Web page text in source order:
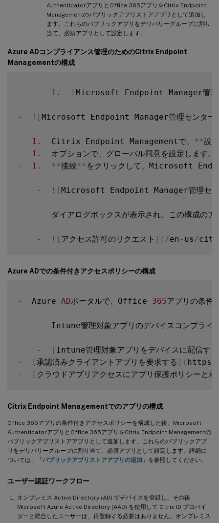
AuthenticatorアプリとOffice 365アプリをCitrix Endpoint
Managementのパブリックアプリストアアプリとして追加し
ます。これらのパブリックアプリをデリバリーグループに割り
当て、必須アプリとして設定します。
Azure ADコンプライアンス管理のためのCitrix Endpoint
Managementの構成
- 1. [Microsoft Endpoint Manager管理
- ! [Microsoft Endpoint Manager管理センター
- 1.
  Citrix Endpoint Managementで、
**設
-
1.
オプションで、グローバル同意を設定します
-
1. **接続** をクリックして、Microsoft
- ! [Microsoft Endpoint Manager管理セン
-
ダイアログボックスが表示され、この構成の
- ! [ アクセス許可のリクエスト ] ( /en - us /
Azure ADでの条件付きアクセスポリシーの構成
-
  Azure
ADポータルで、Office 365アプリの条件
-
Intune管理対象アプリのデバイスコンプライ
- [ Intune管理対象アプリをデバイスに配信す
-
[ 承認済みクライアントアプリを要求する ] ( https
-
[ クラウドアプリアクセスにアプリ保護ポリシーと
Citrix Endpoint Managementでのアプリの構成
Office 365アプリの条件付きアクセスポリシーを構成した後、Microsoft
AuthenticatorアプリとOffice 365アプリをCitrix Endpoint Managementの
パブリックアプリストアアプリとして追加します。これらのパブリックアプ
リをデリバリーグループに割り当て、必須アプリとして設定します。詳細に
ついては、「パブリックアプリストアアプリの追加 」を参照してください。
ユーザー認証ワークフロー
オンプレミス Active Directory (AD) でデバイスを登録し、その後
Microsoft Azure Active Directory (AAD) を使用して Citrix ID プロバイ
ダーと統合したユーザーは、再登録する必要はありません。オンプレミス